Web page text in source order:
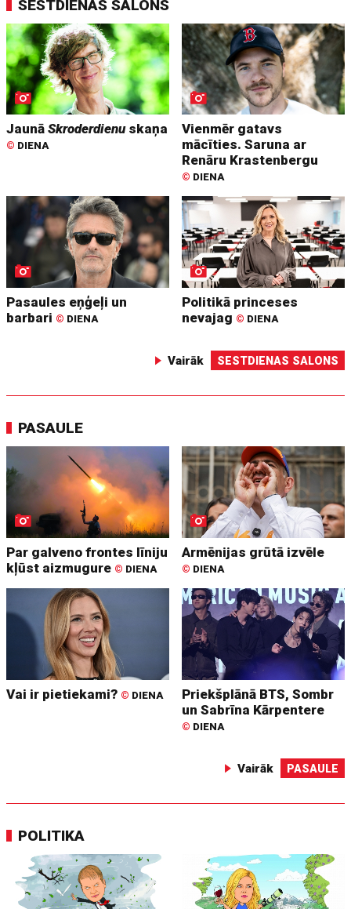
SESTDIENAS SALONS
JaunāSkroderdienuskaņa
© DIENA
Vienmēr gatavs
mācīties. Saruna ar
Renāru Krastenbergu
© DIENA
Pasaules eņģeļi un
barbari © DIENA
Politikā princeses
nevajag © DIENA
Vairāk SESTDIENAS SALONS
PASAULE
Par galveno frontes līniju
kļūst aizmugure © DIENA
Armēnijas grūtā izvēle
© DIENA
Vai ir pietiekami? © DIENA
Priekšplānā BTS, Sombr
un Sabrīna Kārpentere
© DIENA
Vairāk PASAULE
POLITIKA